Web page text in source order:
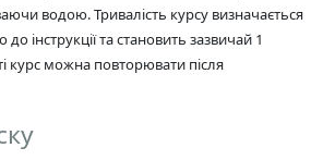
водою. Тривалість курсу визначається
інструкції та становить зазвичай 1
курс можна повторювати після